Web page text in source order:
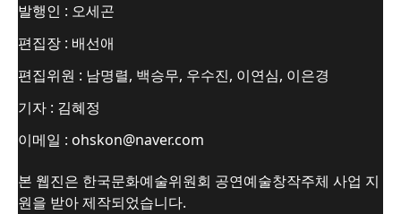
발행인 : 오세곤
편집장 : 배선애
편집위원 : 남명렬, 백승무, 우수진, 이연심, 이은경
기자 : 김혜정
이메일 : ohskon@naver.com
본 웹진은 한국문화예술위원회 공연예술창작주체 사업 지
원을 받아 제작되었습니다.